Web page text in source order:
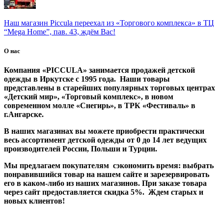
Наш магазин Piccula переехал из «Торгового комплекса» в ТЦ
“Mega Home”, пав. 43, ждём Вас!
О нас
Компания «PICCULA» занимается продажей детской
одежды в Иркутске с 1995 года. Наши товары
представлены в старейших популярных торговых центрах
«Детский мир», «Торговый комплекс», в новом
современном молле «Снегирь», в ТРК «Фестиваль» в
г.Ангарске.
В наших магазинах вы можете приобрести практически
весь ассортимент детской одежды от 0 до 14 лет ведущих
производителей России, Польши и Турции.
Мы предлагаем покупателям сэкономить время: выбрать
понравившийся товар на нашем сайте и зарезервировать
его в каком-либо из наших магазинов. При заказе товара
через сайт предоставляется скидка 5%. Ждем старых и
новых клиентов!